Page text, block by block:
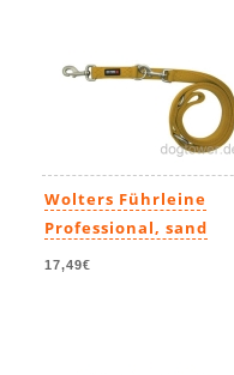
Wolters Führleine
Professional, sand
17,49€